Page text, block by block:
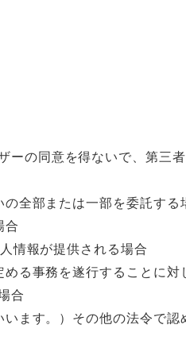
の同意を得ないで、第三
全部または一部を委託する
合
情報が提供される場合
る事務を遂行することに
合
ます。）その他の法令で認